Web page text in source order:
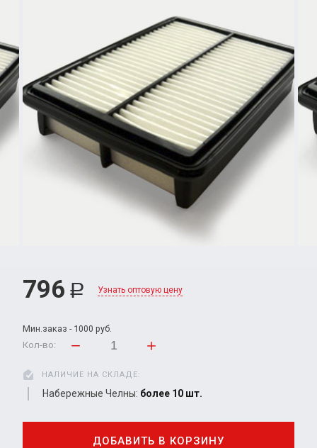
796 Р Узнать оптовую цену
Мин.заказ - 1000 руб.
Кол-во:
НАЛИЧИЕ НА СКЛАДЕ:
Набережные Челны: более 10 шт.
ДОБАВИТЬ В КОРЗИНУ